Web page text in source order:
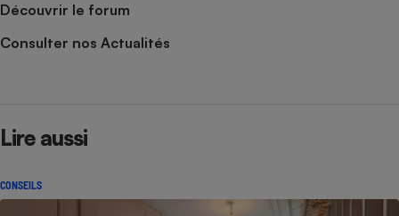
Découvrir le forum
Consulter nos Actualités
Lire aussi
CONSEILS